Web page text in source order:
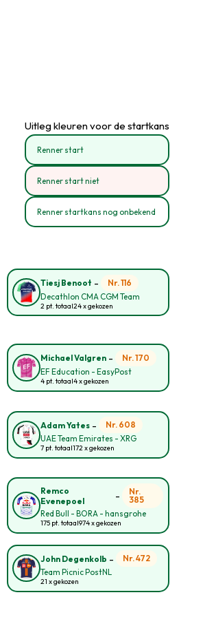
Uitleg kleuren voor de startkans
Renner start
Renner start niet
Renner startkans nog onbekend
Tiesj Benoot -
Nr. 116
Decathlon CMA CGM Team
2 pt. totaal24 x gekozen
Michael Valgren-
Nr. 170
EF Education - EasyPost
4 pt. totaal4 x gekozen
Adam Yates-
Nr. 608
UAE Team Emirates - XRG
7 pt. totaal172 x gekozen
Remco
Evenepoel
-
Nr.
385
Red Bull - BORA - hansgrohe
175 pt. totaal974 x gekozen
John Degenkolb -
Nr. 472
Team Picnic PostNL
21 x gekozen